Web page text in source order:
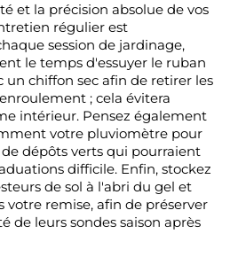
et la précision absolue de vos
régulier est
session de jardinage,
le temps d'essuyer le ruban
un chiffon sec afin de retirer les
; cela évitera
intérieur. Pensez également
votre pluviomètre pour
dépôts verts qui pourraient
difficile. Enfin, stockez
de sol à l'abri du gel et
votre remise, afin de préserver
de leurs sondes saison après